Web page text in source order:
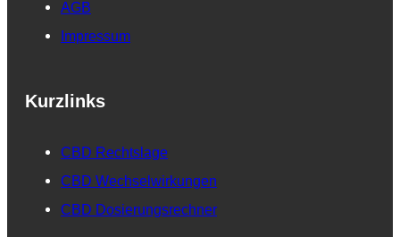
AGB
Impressum
Kurzlinks
CBD Rechtslage
CBD Wechselwirkungen
CBD Dosierungsrechner